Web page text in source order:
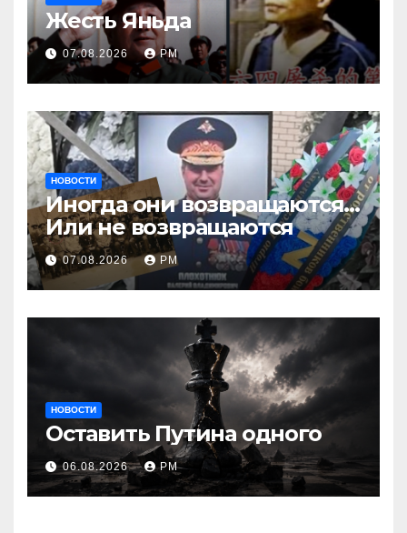
Жесть Яньда
07.08.2026 РМ
НОВОСТИ
Иногда они возвращаются…
Или не возвращаются
07.08.2026 РМ
НОВОСТИ
Оставить Путина одного
06.08.2026 РМ